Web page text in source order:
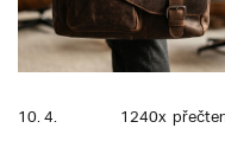
10. 4. 1240x